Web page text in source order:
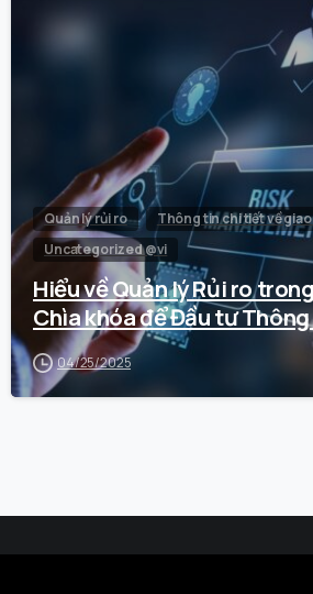
Quản lý rủi ro
Thông tin chi tiết về
Uncategorized @vi
Hiểu về Quản lý Rủi ro
Chìa khóa để Đầu tư
04/25/2025